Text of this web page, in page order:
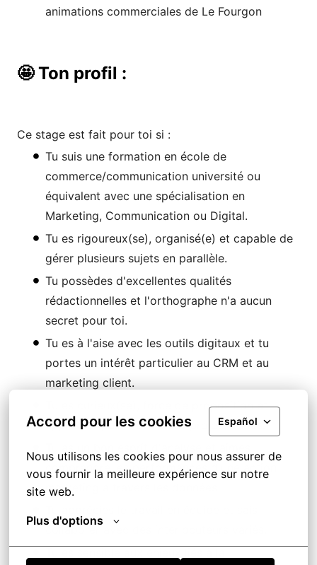
Accord pour les cookies Español
Nous utilisons les cookies pour nous assurer de
vous fournir la meilleure expérience sur notre
site web.
Plus d'options
animations commerciales de Le Fourgon
🤩 Ton profil :
Ce stage est fait pour toi si :
Tu suis une formation en école de
commerce/communication université ou
équivalent avec une spécialisation en
Marketing, Communication ou Digital.
Tu es rigoureux(se), organisé(e) et capable de
gérer plusieurs sujets en parallèle.
Tu possèdes d'excellentes qualités
rédactionnelles et l'orthographe n'a aucun
secret pour toi.
Tu es à l'aise avec les outils digitaux et tu
portes un intérêt particulier au CRM et au
marketing client.
Tu es curieux(se), force de proposition et
apprécies participer à des projets variés.
comprendre les performances d'une action
marketing à travers les données.
collaborer avec des interlocuteurs variés.